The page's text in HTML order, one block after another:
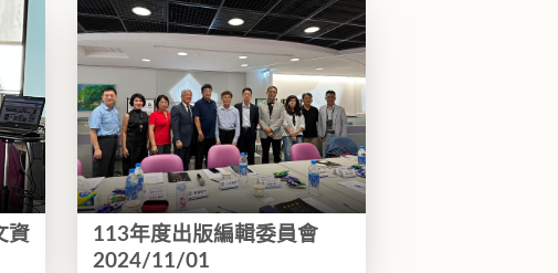
資
113年度出版編輯委員會
2024/11/01